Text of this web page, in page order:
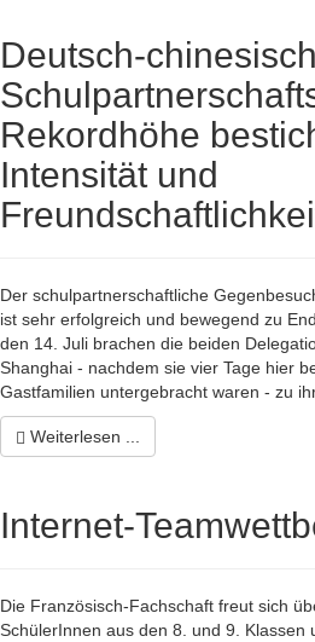
Deutsch-
Rekordhöhe
Intensität und
Der schulpartnerschaftliche
ist sehr erfolgreich und bewegend zu
den 14. Juli brachen die beiden
Shanghai - nachdem sie vier Tage hier
Gastfamilien untergebracht waren - zu
Weiterlesen ...
Internet-
Die Französisch-Fachschaft freut sich
SchülerInnen aus den 8. und 9. Klassen